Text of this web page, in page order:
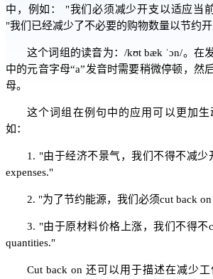
中，例如： "我们必须减少开支以适应当
"我们已经减少了不必要的购物数量以节约
这个词组的读音为：/kʊt bæk ˈɔn/。在
中的元音字母“a”发音时需要稍微停顿，然
母。
这个词组在例句中的应用可以更加生
如：
1. "由于经济不景气，我们不得不减少
expenses."
2. "为了节约能源，我们必须cut back
3. "由于原材料价格上涨，我们不得不
quantities."
Cut back on 还可以用于描述在减少